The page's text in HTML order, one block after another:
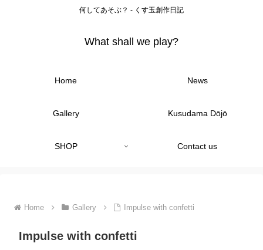
何してあそぶ？ - くす玉創作日記
What shall we play?
Home News
Gallery Kusudama Dōjō
SHOP Contact us
Home Gallery Impulse with confetti
Impulse with confetti